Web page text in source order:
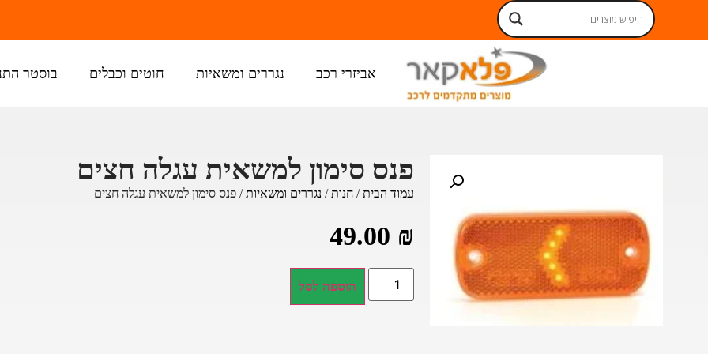
אביזרי רכב נגררים ומשאיות חוטים וכבלים בוסטר
פנס סימון למשאית עגלה חצים
עמוד הבית/חנות/נגררים ומשאיות/ פנס סימון למשאית עגלה חצים
49.00 ₪
הוספה לסל